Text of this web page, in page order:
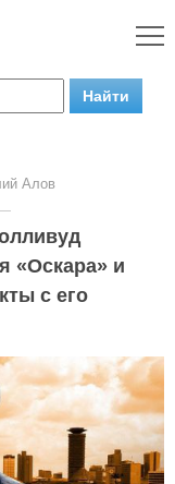
Алов
«Оскара» и
с его